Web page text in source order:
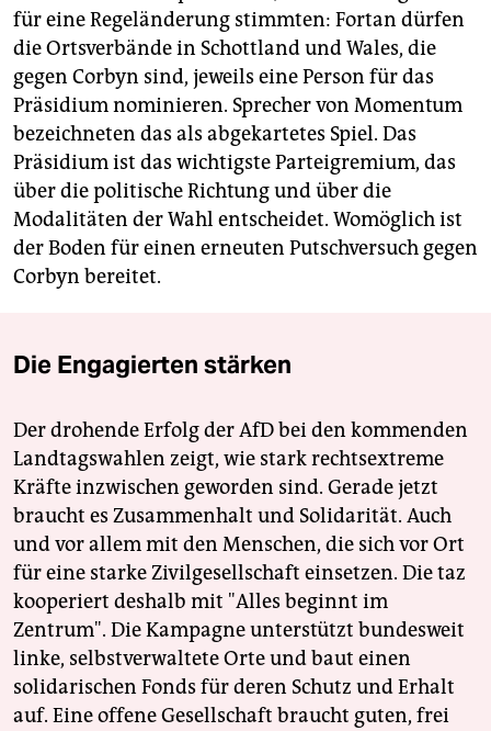
für eine Regeländerung stimmten: Fortan dürfen
die Ortsverbände in Schottland und Wales, die
gegen Corbyn sind, jeweils eine Person für das
Präsidium nominieren. Sprecher von Momentum
bezeichneten das als abgekartetes Spiel. Das
Präsidium ist das wichtigste Parteigremium, das
über die politische Richtung und über die
Modalitäten der Wahl entscheidet. Womöglich ist
der Boden für einen erneuten Putschversuch gegen
Corbyn bereitet.
Die Engagierten stärken
Der drohende Erfolg der AfD bei den kommenden
Landtagswahlen zeigt, wie stark rechtsextreme
Kräfte inzwischen geworden sind. Gerade jetzt
braucht es Zusammenhalt und Solidarität. Auch
und vor allem mit den Menschen, die sich vor Ort
für eine starke Zivilgesellschaft einsetzen. Die taz
kooperiert deshalb mit "Alles beginnt im
Zentrum". Die Kampagne unterstützt bundesweit
linke, selbstverwaltete Orte und baut einen
solidarischen Fonds für deren Schutz und Erhalt
auf. Eine offene Gesellschaft braucht guten, frei